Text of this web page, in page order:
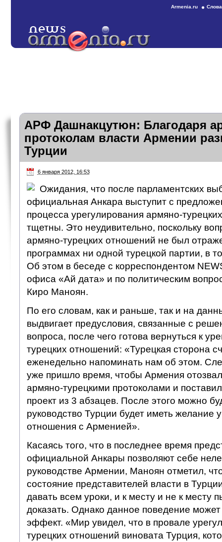
Armenia.ru
АРФ Дашнакцутюн: Благодаря
протоколам власти Армении
Турции
6 января 2012, 16:53
Ожидания, что после парламентских
официальная Анкара выступит с
процесса урегулирования армяно-
тщетны. Это неудивительно, поскольку
армяно-турецких отношений не был
программах ни одной турецкой партии, в
Об этом в беседе с корреспондентом
офиса «Ай дата» и по политическим
Киро Маноян.
По его словам, как и раньше, так и на
выдвигает предусловия, связанные с
вопроса, после чего готова вернуться к
турецких отношений: «Турецкая сторона
еженедельно напоминать нам об этом.
уже пришло время, чтобы Армения
армяно-турецкими протоколами и
проект из 3 абзацев. После этого можно
руководство Турции будет иметь желание
отношения с Арменией».
Касаясь того, что в последнее время
официальной Анкары позволяют себе
руководстве Армении, Маноян отметил,
состояние представителей власти в
давать всем уроки, и к месту и не к месту
доказать. Однако данное поведение
эффект. «Мир увидел, что в провале
турецких отношений виновата Турция,